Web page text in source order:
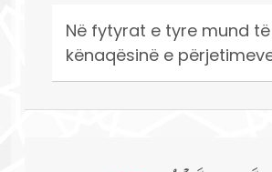
Në fytyrat e tyre mund
kënaqësinë e